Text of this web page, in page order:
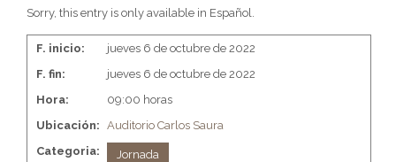
Sorry, this entry is only available in Español.
F. inicio:
jueves 6 de octubre de 2022
F. fin:
jueves 6 de octubre de 2022
Hora:
09:00 horas
Ubicación: Auditorio Carlos Saura
Categoria:
Jornada